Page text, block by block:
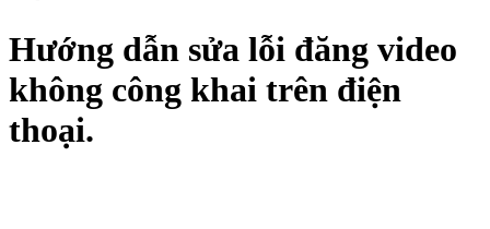
Hướng dẫn sửa lỗi đăng video
không công khai trên điện
thoại.